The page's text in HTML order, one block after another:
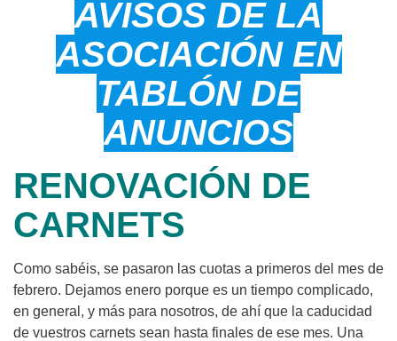
AVISOS DE LA
ASOCIACIÓN EN
TABLÓN DE
ANUNCIOS
RENOVACIÓN DE
CARNETS
Como sabéis, se pasaron las cuotas a primeros del mes de
febrero. Dejamos enero porque es un tiempo complicado,
en general, y más para nosotros, de ahí que la caducidad
de vuestros carnets sean hasta finales de ese mes. Una